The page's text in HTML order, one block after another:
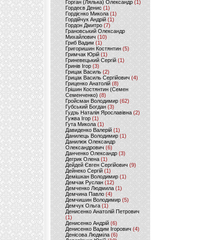
Горган (Лялька) Олександр(1)
Гордеєв Денис (1)
Гордієнко Микола (1)
Гордійчук Андрій (1)
Гордон Дмитро (7)
Грановський Олександр
Михайлович (10)
Гриб Вадим (1)
Григоришин Костянтин (5)
Гримчак Юрій(1)
Гриневецький Сергій(1)
Гринів Ігор (3)
Грицак Василь (2)
Грицак Василь Сергійович (4)
Гриценко Анатолій (8)
Грішин Костянтин (Семен
Семенченко)(8)
Гройсман Володимир(62)
Губський Богдан (3)
Гудзь Наталія Ярославівна(2)
Гужва Ігор (1)
Гута Микола (1)
Давиденко Валерій (1)
Данилець Володимир(1)
Данилюк Олександр
Олександрович (6)
Данченко Олександр (3)
Дегрик Олена(1)
Дейдей Євген Сергійович(9)
Дейнеко Сергій (1)
Демішкан Володимир(1)
Демчак Руслан (12)
Демченко Людмила (1)
Демчина Павло (4)
Демчишин Володимир (5)
Демчук Ольга(1)
Денисенко Анатолій Петрович
(1)
Денисенко Андрій (6)
Денисенко Вадим Ігорович (4)
Денісова Людміла(6)